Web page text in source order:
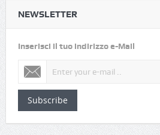
NEWSLETTER
Inserisci il tuo indirizzo e-Mail
Subscribe